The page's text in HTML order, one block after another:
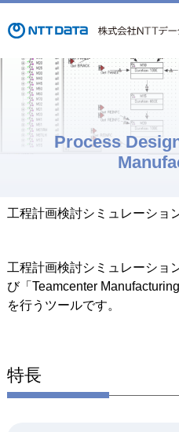
Process
工程計画検討シミュレーショ
工程計画検討シミュレーショ
び「Teamcenter
を行うツールです。
特長